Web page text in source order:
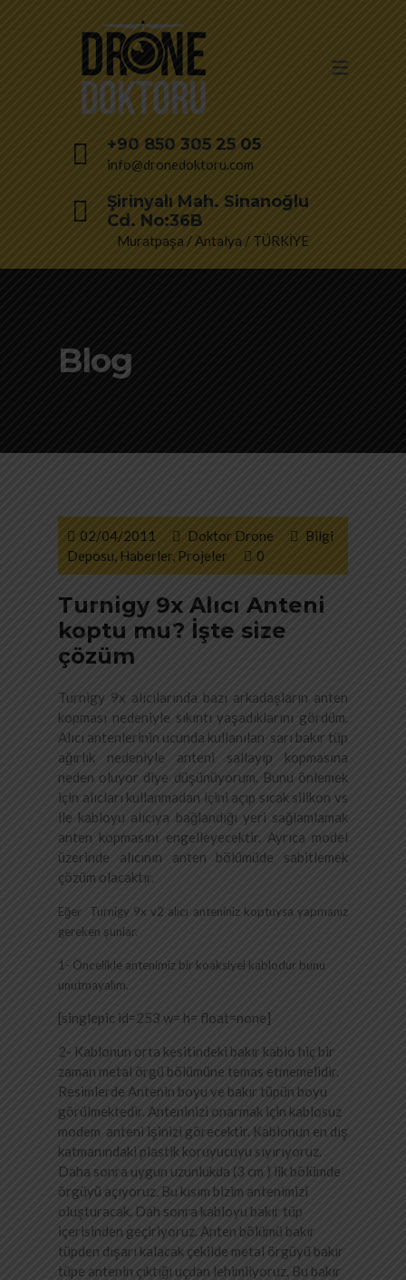
+90 850 305 25 05
info@dronedoktoru.com
Şirinyalı Mah. Sinanoğlu
Cd. No:36B
Muratpaşa / Antalya / TÜRKİYE
Blog
02/04/2011 Doktor Drone
Bilgi
Deposu, Haberler, Projeler 0
Turnigy 9x Alıcı Anteni
koptu mu? İşte size
çözüm
Turnigy 9x alıcılarında bazı arkadaşların anten
kopması nedeniyle sıkıntı yaşadıklarını gördüm.
Alıcı antenlerinin ucunda kullanılan sarı bakır tüp
ağırlık nedeniyle anteni sallayıp kopmasına
neden oluyor diye düşünüyorum. Bunu önlemek
için alıcları kullanmadan içini açıp sıcak silikon vs
ile kabloyu alıcıya bağlandığı yeri sağlamlamak
anten kopmasını engelleyecektir. Ayrıca model
üzerinde alıcının anten bölümüde sabitlemek
çözüm olacaktır.
Eğer Turnigy 9x v2 alıcı anteniniz koptuysa yapmanız
gereken şunlar.
1- Öncelikle antenimiz bir koaksiyel kablodur bunu
unutmayalım.
[singlepic id=253 w= h= float=none]
2- Kablonun orta kesitindeki bakır kablo hiç bir
zaman metal örgü bölümüne temas etmemelidir.
Resimlerde Antenin boyu ve bakır tüpün boyu
görülmektedir. Anteninizi onarmak için kablosuz
modem anteni işinizi görecektir. Kablonun en dış
katmanındaki plastik koruyucuyu sıyırıyoruz.
Daha sonra uygun uzunlukda (3 cm ) lik bölümde
örgüyü açıyoruz. Bu kısım bizim antenimizi
oluşturacak. Dah sonra kabloyu bakır tüp
içerisinden geçiriyoruz. Anten bölümü bakır
tüpden dışarı kalacak çekilde metal örgüyü bakır
tüpe antenin çıktığı uçdan lehimliyoruz. Bu bakır